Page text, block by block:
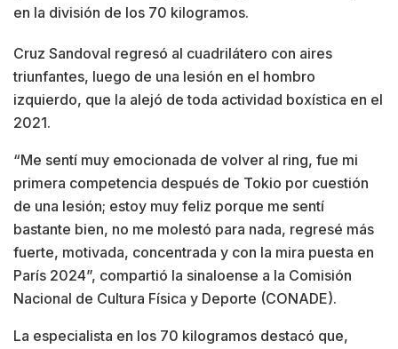
en la división de los 70 kilogramos.
Cruz Sandoval regresó al cuadrilátero con aires
triunfantes, luego de una lesión en el hombro
izquierdo, que la alejó de toda actividad boxística en el
2021.
“Me sentí muy emocionada de volver al ring, fue mi
primera competencia después de Tokio por cuestión
de una lesión; estoy muy feliz porque me sentí
bastante bien, no me molestó para nada, regresé más
fuerte, motivada, concentrada y con la mira puesta en
París 2024”, compartió la sinaloense a la Comisión
Nacional de Cultura Física y Deporte (CONADE).
La especialista en los 70 kilogramos destacó que,